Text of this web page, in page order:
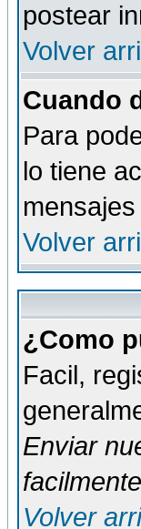
postear
Volver
Cuando
Para
lo tiene
Volver
¿Como
Facil,
Enviar
Volver